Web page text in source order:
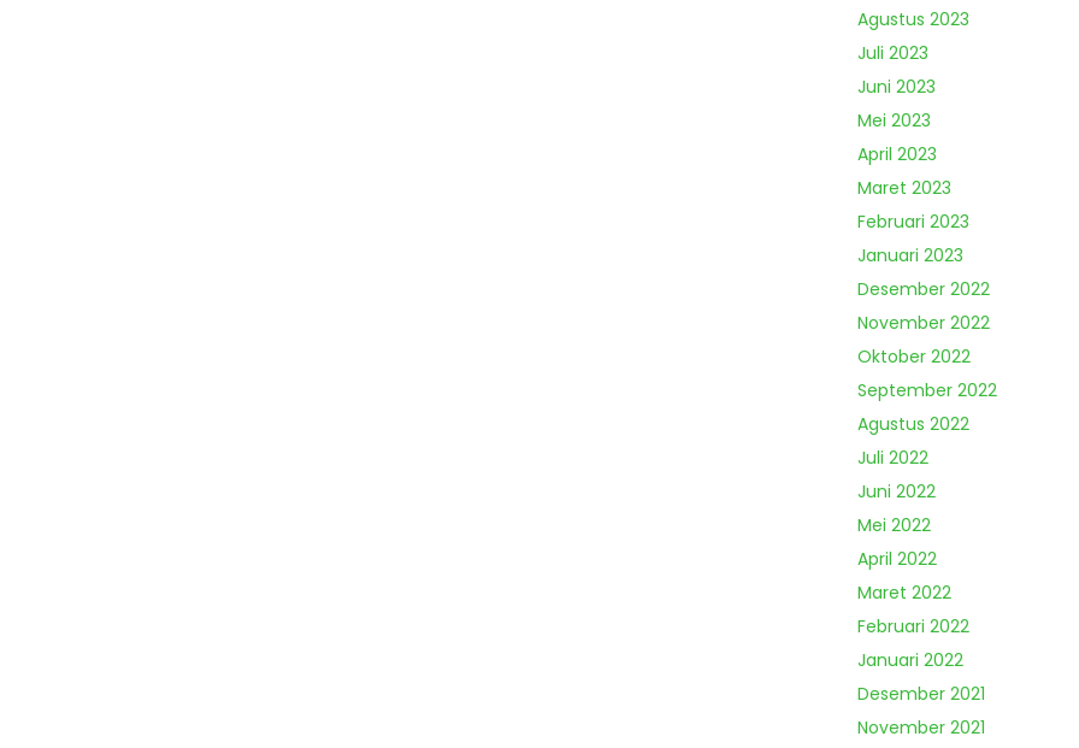
Agustus 2023
Juli 2023
Juni 2023
Mei 2023
April 2023
Maret 2023
Februari 2023
Januari 2023
Desember 2022
November 2022
Oktober 2022
September 2022
Agustus 2022
Juli 2022
Juni 2022
Mei 2022
April 2022
Maret 2022
Februari 2022
Januari 2022
Desember 2021
November 2021